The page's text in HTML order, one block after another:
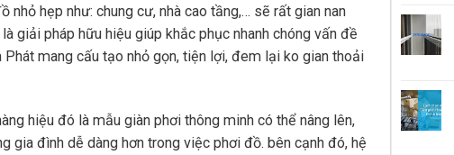
hẹp như: chung cư, nhà cao tầng,… sẽ rất gian nan
giải pháp hữu hiệu giúp khắc phục nhanh chóng vấn đề
mang cấu tạo nhỏ gọn, tiện lợi, đem lại ko gian thoải
hiệu đó là mẫu giàn phơi thông minh có thể nâng lên,
gia đình dễ dàng hơn trong việc phơi đồ. bên cạnh đó, hệ